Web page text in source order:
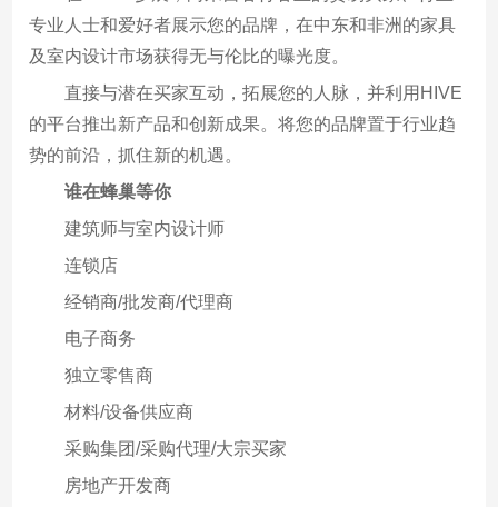
专业人士和爱好者展示您的品牌，在中东和非洲的家具
及室内设计市场获得无与伦比的曝光度。
直接与潜在买家互动，拓展您的人脉，并利用HIVE
的平台推出新产品和创新成果。将您的品牌置于行业趋
势的前沿，抓住新的机遇。
谁在蜂巢等你
建筑师与室内设计师
连锁店
经销商/批发商/代理商
电子商务
独立零售商
材料/设备供应商
采购集团/采购代理/大宗买家
房地产开发商